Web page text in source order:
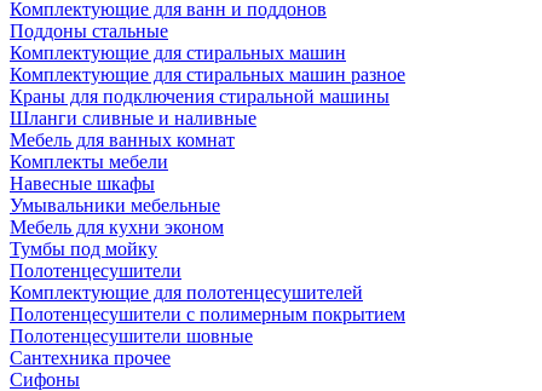
Комплектующие для ванн и поддонов
Поддоны стальные
Комплектующие для стиральных машин
Комплектующие для стиральных машин разное
Краны для подключения стиральной машины
Шланги сливные и наливные
Мебель для ванных комнат
Комплекты мебели
Навесные шкафы
Умывальники мебельные
Мебель для кухни эконом
Тумбы под мойку
Полотенцесушители
Комплектующие для полотенцесушителей
Полотенцесушители с полимерным покрытием
Полотенцесушители шовные
Сантехника прочее
Сифоны